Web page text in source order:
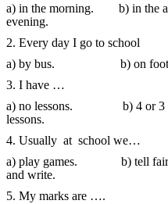
a) in the morning. b) in
evening.
2. Every day I go to school
a) by bus. b) on
3. I have …
a) no lessons. b) 4 or
lessons.
4. Usually at school we…
a) play games. b) tell
and write.
5. My marks are ….